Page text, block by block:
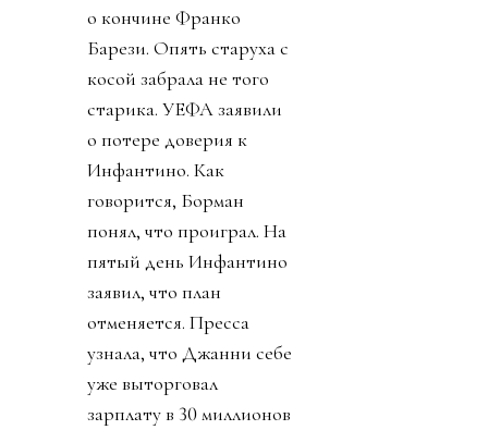
о кончине Франко
Барези. Опять старуха с
косой забрала не того
старика. УЕФА заявили
о потере доверия к
Инфантино. Как
говорится, Борман
понял, что проиграл. На
пятый день Инфантино
заявил, что план
отменяется. Пресса
узнала, что Джанни себе
уже выторговал
зарплату в 30 миллионов